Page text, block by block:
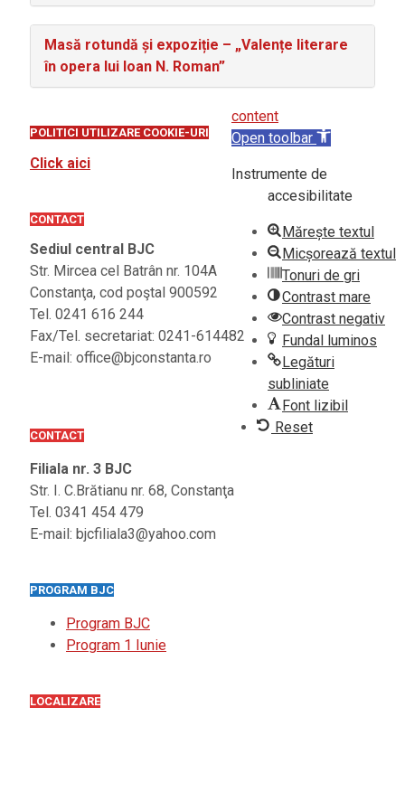
Masă rotundă și expoziție – „Valențe literare
în opera lui Ioan N. Roman”
POLITICI UTILIZARE COOKIE-URI
Click aici
CONTACT
Sediul central BJC
Str. Mircea cel Batrân nr. 104A
Constanţa, cod poştal 900592
Tel. 0241 616 244
Fax/Tel. secretariat: 0241-614482
E-mail: office@bjconstanta.ro
CONTACT
Filiala nr. 3 BJC
Str. I. C.Brătianu nr. 68, Constanţa
Tel. 0341 454 479
E-mail: bjcfiliala3@yahoo.com
PROGRAM BJC
Program BJC
Program 1 Iunie
LOCALIZARE
content
Open toolbar
Instrumente de
accesibilitate
Mărește textul
Micșorează textul
Tonuri de gri
Contrast mare
Contrast negativ
Fundal luminos
Legături
subliniate
Font lizibil
Reset